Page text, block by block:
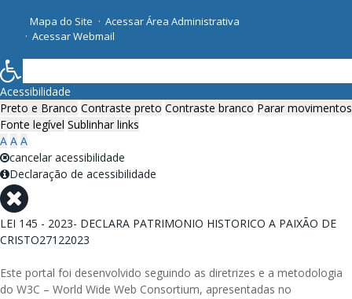
Mapa do Site
Acessar Área Administrativa
Acessar Webmail
Acessibilidade
Preto e Branco Contraste preto Contraste branco Parar movimentos
Fonte legível Sublinhar links
A A A
cancelar acessibilidade
Declaração de acessibilidade
LEI 145 - 2023- DECLARA PATRIMONIO HISTORICO A PAIXÃO DE
CRISTO27122023
Este portal foi desenvolvido seguindo as diretrizes e a metodologia
do W3C – World Wide Web Consortium, apresentadas no